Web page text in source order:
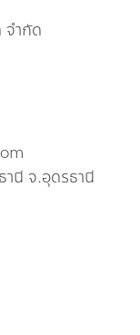
ำกัด
นี จ.อุดรธานี